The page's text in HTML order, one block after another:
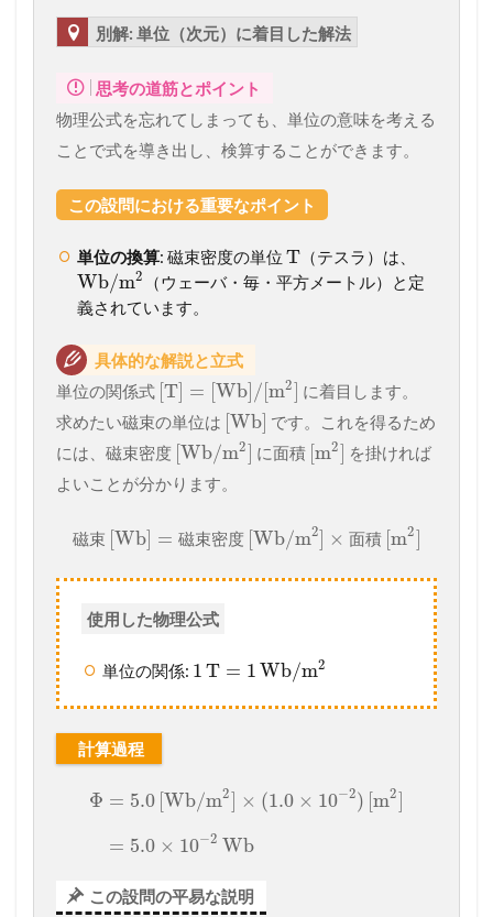
別解: 単位（次元）に着目した解法
思考の道筋とポイント
物理公式を忘れてしまっても、単位の意味を考える
ことで式を導き出し、検算することができます。
この設問における重要なポイント
単位の換算: 磁束密度の単位 T （テスラ）は、
Wb/m2
（ウェーバ・毎・平方メートル）と定
義されています。
具体的な解説と立式
単位の関係式 [T] = [Wb] /[m2] に着目します。
求めたい磁束の単位は [Wb] です。これを得るため
には、磁束密度 [Wb/m2] に面積 [m2] を掛ければ
よいことが分かります。
磁束 [Wb] = 磁束密度 [Wb/m2] × 面積 [m2]
使用した物理公式
単位の関係: 1T = 1Wb/m2
計算過程
Φ = 5.0 [Wb/m2] × (1.0 × 10−2) [m2]
= 5.0 × 10−2 Wb
この設問の平易な説明